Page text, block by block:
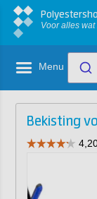
Voor alles wat
Menu
Bekisting